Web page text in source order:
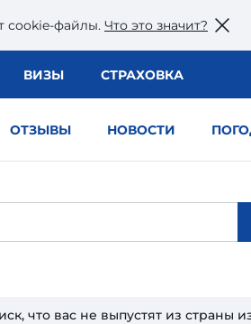
сookie-файлы. Что это значит?
ВИЗЫ СТРАХОВКА
ОТЗЫВЫ НОВОСТИ
что вас не выпустят из страны